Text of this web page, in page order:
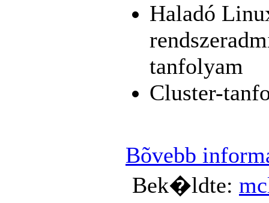
Haladó
tanfolyam
Cluster-
Bõvebb
Bek�ldte: